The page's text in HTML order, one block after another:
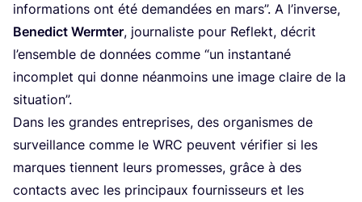
infor­ma­tions ont été deman­dées en mars”. A l’inverse,
Bene­dict Werm­ter, jour­na­liste pour Reflekt, décrit
l’en­semble de don­nées comme “un ins­tan­ta­né
incom­plet qui donne néan­moins une image claire de la
situation”.
Dans les grandes entre­prises, des orga­nismes de
sur­veillance comme le WRC peuvent véri­fier si les
marques tiennent leurs pro­messes, grâce à des
contacts avec les prin­ci­paux four­nis­seurs et les